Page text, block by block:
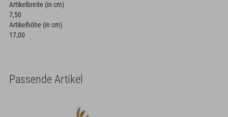
Artikelbreite (in cm)
7,50
Artikelhöhe (in cm)
17,00
Passende Artikel